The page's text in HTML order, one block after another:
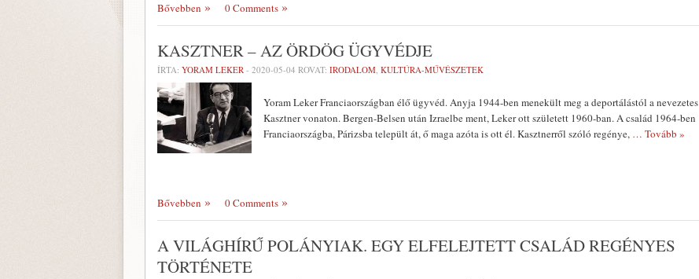
Bővebben 0 Comments
KASZTNER – AZ ÖRDÖG ÜGYVÉDJE
ÍRTA: YORAM LEKER - 2020-05-04 ROVAT: IRODALOM, KULTÚRA-MŰVÉSZETEK
Yoram Leker Franciaországban élő ügyvéd. Anyja 1944-ben menekült meg a deportálástól a nevezetes
Kasztner vonaton. Bergen-Belsen után Izraelbe ment, Leker ott született 1960-ban. A család 1964-ben
Franciaországba, Párizsba települt át, ő maga azóta is ott él. Kasztnerről szóló regénye, … Tovább »
Bővebben 0 Comments
A VILÁGHÍRŰ POLÁNYIAK. EGY ELFELEJTETT CSALÁD REGÉNYES
TÖRTÉNETE